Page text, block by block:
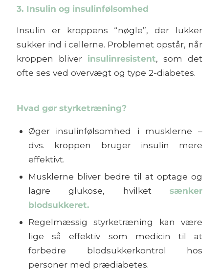
3. Insulin og insulinfølsomhed
Insulin er kroppens “nøgle”, der lukker
sukker ind i cellerne. Problemet opstår, når
kroppen bliver insulinresistent, som det
ofte ses ved overvægt og type 2-diabetes.
Hvad gør styrketræning?
Øger insulinfølsomhed i musklerne –
dvs. kroppen bruger insulin mere
effektivt.
Musklerne bliver bedre til at optage og
lagre glukose, hvilketsænker
blodsukkeret.
Regelmæssig styrketræning kan være
lige så effektiv som medicin til at
forbedre blodsukkerkontrol hos
personer med prædiabetes.